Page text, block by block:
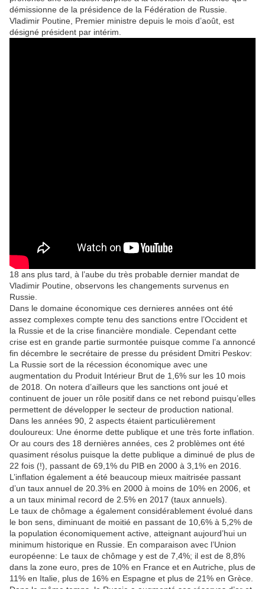
démissionne de la présidence de la Fédération de Russie.
Vladimir Poutine, Premier ministre depuis le mois d’août, est
désigné président par intérim.
18 ans plus tard, à l’aube du très probable dernier mandat de
Vladimir Poutine, observons les changements survenus en
Russie.
Dans le domaine économique ces dernieres années ont été
assez complexes compte tenu des sanctions entre l’Occident et
la Russie et de la crise financière mondiale. Cependant cette
crise est en grande partie surmontée puisque comme l’a annoncé
fin décembre le secrétaire de presse du président Dmitri Peskov:
La Russie sort de la récession économique avec une
augmentation du Produit Intérieur Brut de 1,6% sur les 10 mois
de 2018. On notera d’ailleurs que les sanctions ont joué et
continuent de jouer un rôle positif dans ce net rebond puisqu’elles
permettent de développer le secteur de production national.
Dans les années 90, 2 aspects étaient particulièrement
douloureux: Une énorme dette publique et une très forte inflation.
Or au cours des 18 dernières années, ces 2 problèmes ont été
quasiment résolus puisque la dette publique a diminué de plus de
22 fois (!), passant de 69,1% du PIB en 2000 à 3,1% en 2016.
L’inflation également a été beaucoup mieux maitrisée passant
d’un taux annuel de 20.3% en 2000 à moins de 10% en 2006, et
a un taux minimal record de 2.5% en 2017 (taux annuels).
Le taux de chômage a également considérablement évolué dans
le bon sens, diminuant de moitié en passant de 10,6% à 5,2% de
la population économiquement active, atteignant aujourd’hui un
minimum historique en Russie. En comparaison avec l’Union
européenne: Le taux de chômage y est de 7,4%; il est de 8,8%
dans la zone euro, pres de 10% en France et en Autriche, plus de
11% en Italie, plus de 16% en Espagne et plus de 21% en Grèce.